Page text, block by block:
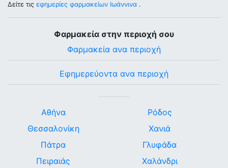
Δείτε τις εφημερίες φαρμακείων Ιωάννινα .
Φαρμακεία στην περιοχή σου
Φαρμακεία ανα περιοχή
Εφημερεύοντα ανα περιοχή
Αθήνα
Θεσσαλονίκη
Πάτρα
Πειραιάς
Ρόδος
Χανιά
Γλυφάδα
Χαλάνδρι